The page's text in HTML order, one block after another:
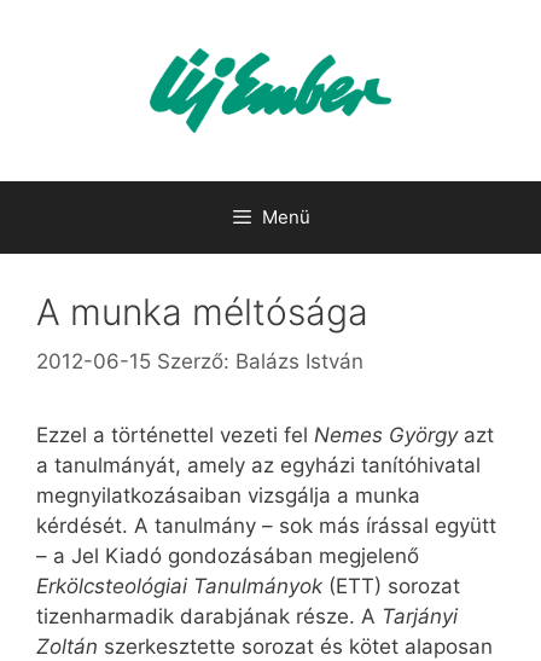
Menü
A munka méltósága
2012-06-15 Szerző: Balázs István
Ezzel a történettel vezeti fel Nemes György azt
a tanulmányát, amely az egyházi tanítóhivatal
megnyilatkozásaiban vizsgálja a munka
kérdését. A tanulmány – sok más írással együtt
– a Jel Kiadó gondozásában megjelenő
Erkölcsteológiai Tanulmányok (ETT) sorozat
tizenharmadik darabjának része. A Tarjányi
Zoltán szerkesztette sorozat és kötet alaposan